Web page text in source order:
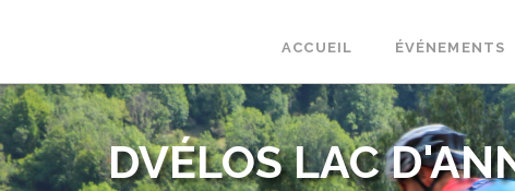
ACCUEIL ÉVÉNEMENTS
DVÉLOS LAC